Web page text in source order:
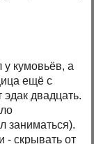
у кумовьёв, а
ещё с
двадцать.
заниматься).
- скрывать от